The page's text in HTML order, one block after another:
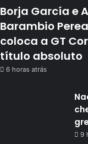
Borja García e
Barambio
coloca a GT
título absoluto
6 horas atrás
9